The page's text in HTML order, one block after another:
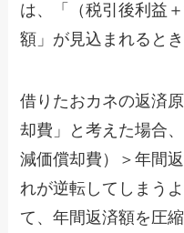
は、「（税引後利益
額」が見込まれるとき
借りたおカネの返済
却費」と考えた場合
減価償却費）＞年間
れが逆転してしまう
て、年間返済額を圧